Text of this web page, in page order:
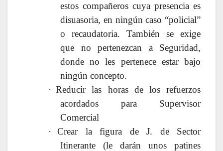
estos compañeros cuya presencia es
disuasoria, en ningún caso “policial”
o recaudatoria. También se exige
que no pertenezcan a Seguridad,
donde no les pertenece estar bajo
ningún concepto.
· Reducir las horas de los refuerzos
acordados para Supervisor
Comercial
·
Crear la figura de J. de Sector
Itinerante (le darán unos patines